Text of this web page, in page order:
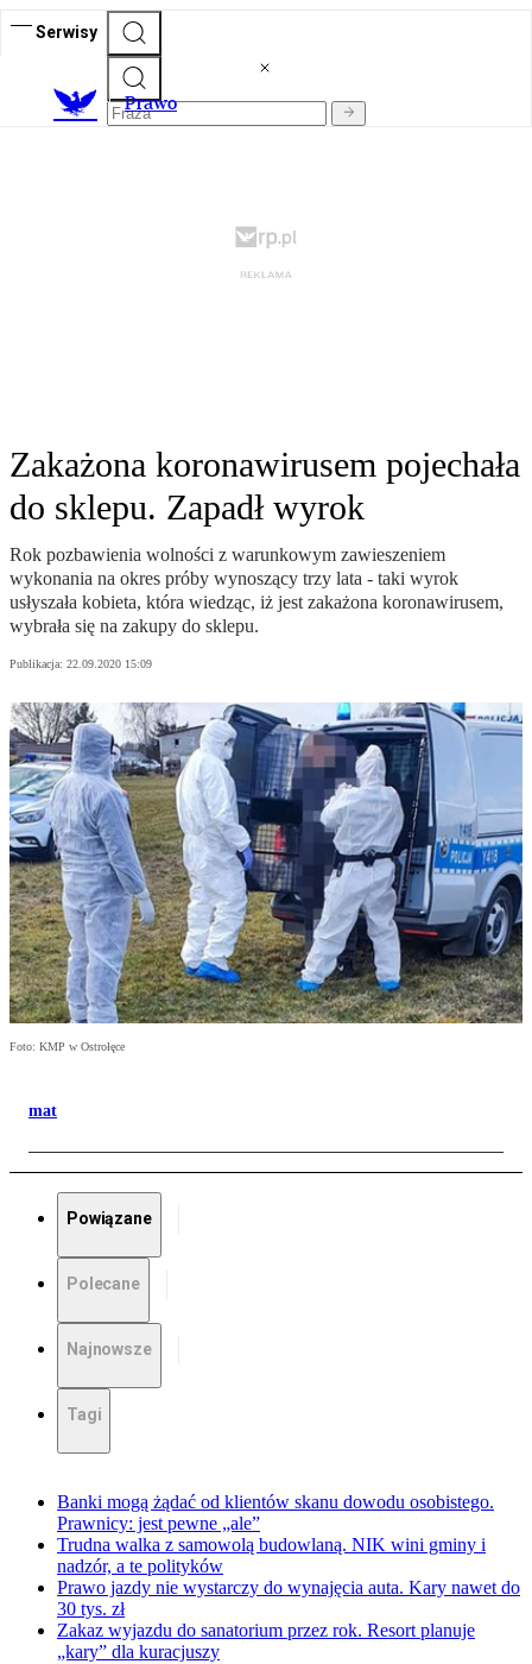
Serwisy
Prawo
Zakażona koronawirusem pojechała
do sklepu. Zapadł wyrok
Rok pozbawienia wolności z warunkowym zawieszeniem
wykonania na okres próby wynoszący trzy lata - taki wyrok
usłyszała kobieta, która wiedząc, iż jest zakażona koronawirusem,
wybrała się na zakupy do sklepu.
Publikacja: 22.09.2020 15:09
Foto: KMP w Ostrołęce
mat
Powiązane
Polecane
Najnowsze
Tagi
Banki mogą żądać od klientów skanu dowodu osobistego.
Prawnicy: jest pewne „ale”
Trudna walka z samowolą budowlaną. NIK wini gminy i
nadzór, a te polityków
Prawo jazdy nie wystarczy do wynajęcia auta. Kary nawet do
30 tys. zł
Zakaz wyjazdu do sanatorium przez rok. Resort planuje
„kary” dla kuracjuszy